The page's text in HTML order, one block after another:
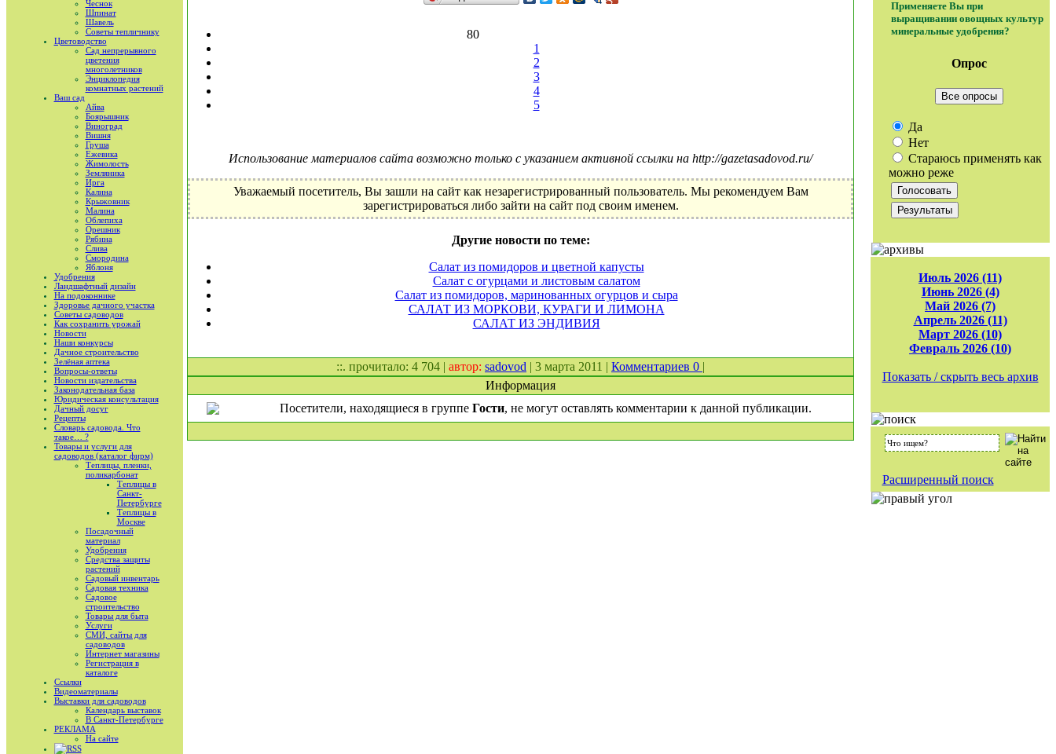
Чеснок
Шпинат
Шавель
Советы тепличнику
Цветоводство
Сад непрерывного
цветения
многолетников
Энциклопедия
комнатных растений
Ваш сад
Айва
Боярышник
Виноград
Вишня
Груша
Ежевика
Жимолость
Земляника
Ирга
Калина
Крыжовник
Малина
Облепиха
Орешник
Рябина
Слива
Смородина
Яблоня
Удобрения
Ландшафтный дизайн
На подоконнике
Здоровье дачного участка
Советы садоводов
Как сохранить урожай
Новости
Наши конкурсы
Дачное строительство
Зелёная аптека
Вопросы-ответы
Новости издательства
Законодательная база
Юридическая консультация
Дачный досуг
Рецепты
Словарь садовода. Что
такое… ?
Товары и услуги для
садоводов (каталог фирм)
Теплицы, пленки,
поликарбонат
Теплицы в
Санкт-
Петербурге
Теплицы в
Москве
Посадочный
материал
Удобрения
Средства защиты
растений
Садовый инвентарь
Садовая техника
Садовое
строительство
Товары для быта
Услуги
СМИ, сайты для
садоводов
Интернет магазины
Регистрация в
каталоге
Ссылки
Видеоматериалы
Выставки для садоводов
Календарь выставок
В Санкт-Петербурге
РЕКЛАМА
На сайте
RSS
80
1
2
3
4
5
Использование материалов сайта возможно только с указанием активной ссылки на http://gazetasadovod.ru/
Уважаемый посетитель, Вы зашли на сайт как незарегистрированный пользователь. Мы рекомендуем Вам
зарегистрироваться либо зайти на сайт под своим именем.
Другие новости по теме:
Салат из помидоров и цветной капусты
Салат с огурцами и листовым салатом
Салат из помидоров, маринованных огурцов и сыра
САЛАТ ИЗ МОРКОВИ, КУРАГИ И ЛИМОНА
САЛАТ ИЗ ЭНДИВИЯ
::. прочитало: 4 704 | автор: sadovod | 3 марта 2011 | Комментариев 0 |
Информация
Посетители, находящиеся в группе Гости, не могут оставлять комментарии к данной публикации.
Применяете Вы при
выращивании овощных культур
минеральные удобрения?
Опрос
Все опросы
Да
Нет
Стараюсь применять как
можно реже
Июль 2026 (11)
Июнь 2026 (4)
Май 2026 (7)
Апрель 2026 (11)
Март 2026 (10)
Февраль 2026 (10)
Показать / скрыть весь архив
Расширенный поиск